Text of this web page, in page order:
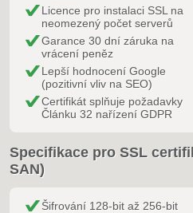
Licence pro instalaci SSL na
neomezený počet serverů
Garance 30 dní záruka na
vrácení peněz
Lepší hodnocení Google
(pozitivní vliv na SEO)
Certifikát splňuje požadavky
Článku 32 nařízení GDPR
Specifikace pro SSL
SAN)
Šifrování 128-bit až 256-bit